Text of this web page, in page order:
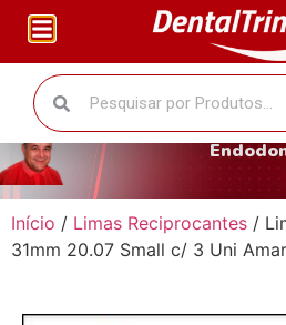
O
Início / Limas Reciprocantes /
31mm 20.07 Small c/ 3 Uni